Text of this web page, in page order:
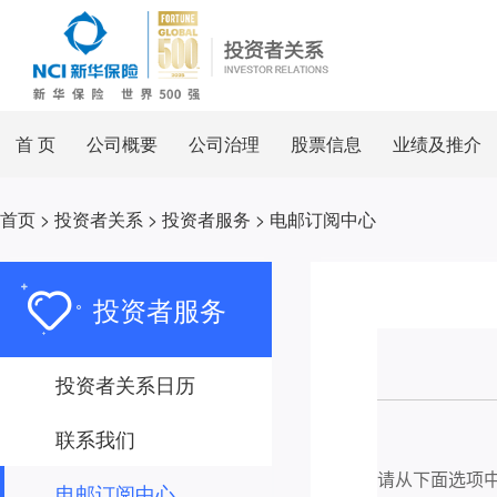
首 页 公司概要 公司治理 股票信息 业绩及推介
首页 > 投资者关系 > 投资者服务 > 电邮订阅中心
投资者服务
投资者关系日历
联系我们